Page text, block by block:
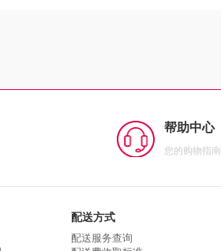
帮助中心
您的购物指南
配送方式
配送服务查询